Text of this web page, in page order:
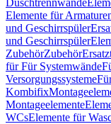
Duschtrennwände
Elemente für
und Geschirrspüler
und Geschirrspüler
ZubehörZubehör
für Für Systemwände
Versorgungssysteme
Kombifix
Montageelemente
WCsElemente für